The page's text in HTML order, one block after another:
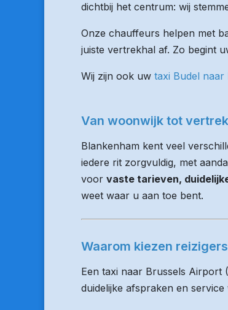
dichtbij het centrum: wij
Onze chauffeurs helpen met
juiste vertrekhal af. Zo begint
Wij zijn ook uw taxi Budel naar
Van woonwijk tot
Blankenham kent veel
iedere rit zorgvuldig, met
voor vaste tarieven,
weet waar u aan toe bent.
Waarom kiezen
Een taxi naar Brussels Airport
duidelijke afspraken en